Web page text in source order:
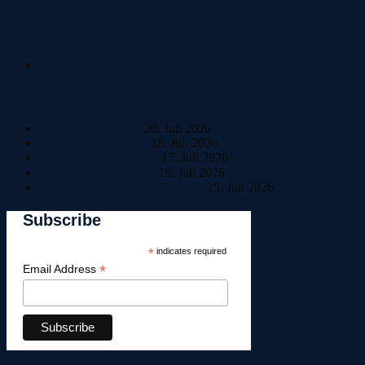
20. Juli 2026
18. Juli 2026
17. Juli 2026
16. Juli 2026
15. Juli 2026
Subscribe
*indicates required
Email Address *